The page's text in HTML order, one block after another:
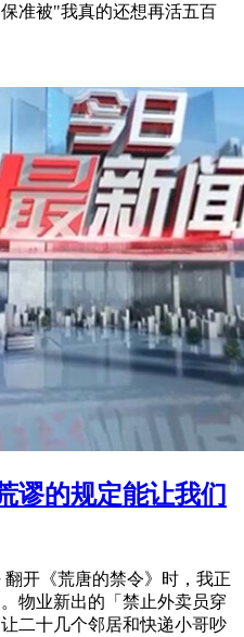
准被"我真的还想再活五百
谬的规定能让我们
开《荒唐的禁令》时，我正
物业新出的「禁止外卖员穿
二十几个邻居和快递小哥吵